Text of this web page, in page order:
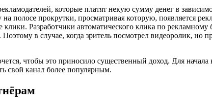
которые платят некую сумму денег в
прокрутки, просматривая которую, появляется
Разработчики автоматического клика по рекламному
в случае, когда зритель посмотрел видеоролик, но
чтобы это приносило существенный доход. Для
свой канал более популярным.